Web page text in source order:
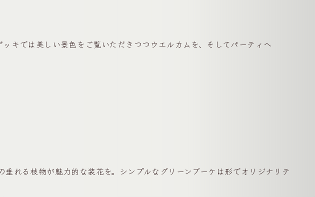
キでは美しい景色をご覧いただきつつウエルカムを、そしてパーティへ
れる枝物が魅力的な装花を。シンプルなグリーンブーケは形でオリジナリテ